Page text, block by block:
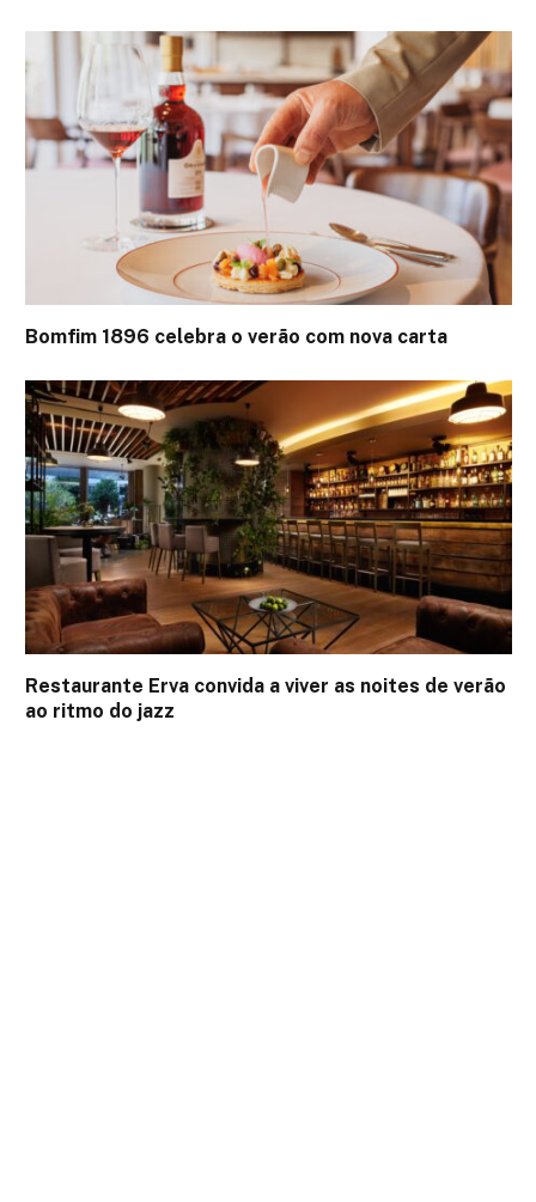
Bomfim 1896 celebra o verão com nova carta
Restaurante Erva convida a viver as noites de verão
ao ritmo do jazz